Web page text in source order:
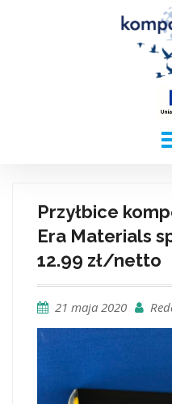
Przyłbice
Era Materials
12.99 zł/netto
21 maja 2020